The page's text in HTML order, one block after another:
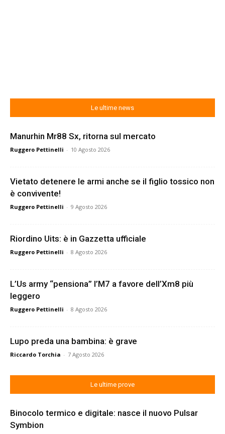
Le ultime news
Manurhin Mr88 Sx, ritorna sul mercato
Ruggero Pettinelli - 10 Agosto 2026
Vietato detenere le armi anche se il figlio tossico non
è convivente!
Ruggero Pettinelli - 9 Agosto 2026
Riordino Uits: è in Gazzetta ufficiale
Ruggero Pettinelli - 8 Agosto 2026
L’Us army “pensiona” l’M7 a favore dell’Xm8 più
leggero
Ruggero Pettinelli - 8 Agosto 2026
Lupo preda una bambina: è grave
Riccardo Torchia - 7 Agosto 2026
Le ultime prove
Binocolo termico e digitale: nasce il nuovo Pulsar
Symbion